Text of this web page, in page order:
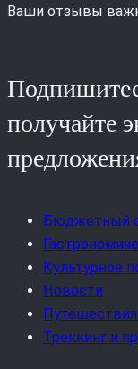
Ваши отзывы
получайте
Бюджетный
Культурное
Новости
Треккинг и